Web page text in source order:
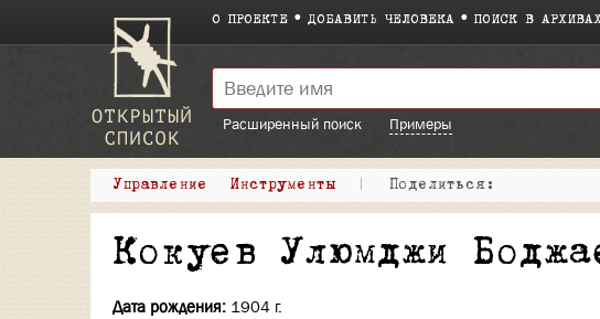
О ПРОЕКТЕ ДОБАВИТЬ ЧЕЛОВЕКА ПОИСК В
Расширенный поиск
Примеры
Управление Инструменты | Поделиться:
Кокуев Улюмджи
Дата рождения: 1904 г.